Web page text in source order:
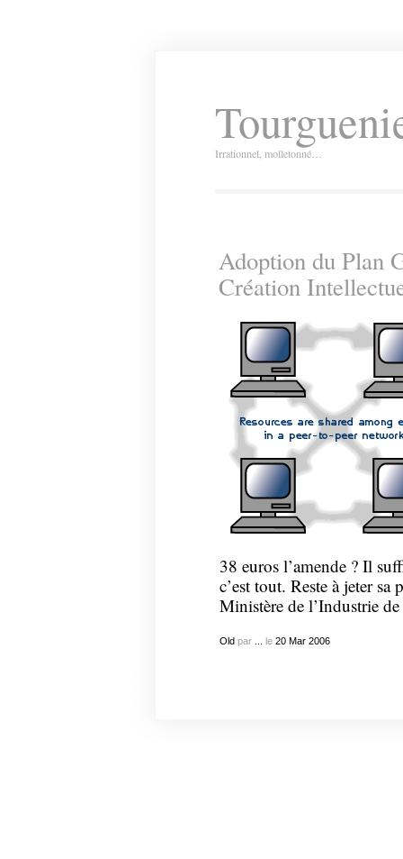
Irrationnel, molletonné…
Adoption du Plan
Création
38 euros l’amende ? Il
c’est tout. Reste à jeter
Ministère de l’Industrie
Old par le 20 Mar 2006